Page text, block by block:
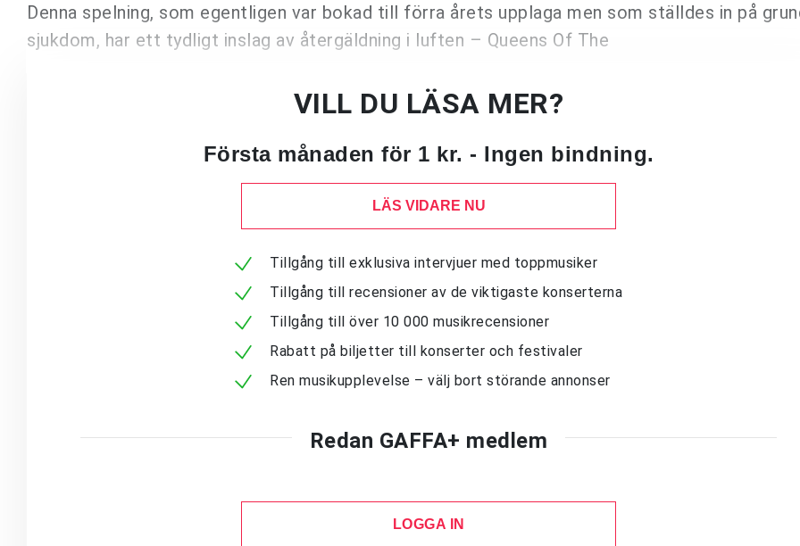
Denna spelning, som egentligen var bokad till förra årets upplaga men som ställdes in på
sjukdom, har ett tydligt inslag av återgäldning i luften – Queens Of The
VILL DU LÄSA MER?
Första månaden för 1 kr. - Ingen bindning.
LÄS VIDARE NU
Tillgång till exklusiva intervjuer med toppmusiker
Tillgång till recensioner av de viktigaste konserterna
Tillgång till över 10 000 musikrecensioner
Rabatt på biljetter till konserter och festivaler
Ren musikupplevelse – välj bort störande annonser
Redan GAFFA+ medlem
LOGGA IN